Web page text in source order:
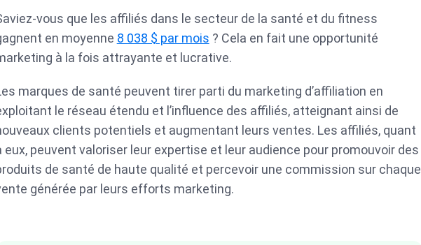
vous que les affiliés dans le secteur de la santé et du fitness
en moyenne 8 038 $ par mois ? Cela en fait une opportunité
à la fois attrayante et lucrative.
marques de santé peuvent tirer parti du marketing d’affiliation en
le réseau étendu et l’influence des affiliés, atteignant ainsi de
clients potentiels et augmentant leurs ventes. Les affiliés, quant
eux, peuvent valoriser leur expertise et leur audience pour promouvoir des
de santé de haute qualité et percevoir une commission sur chaque
générée par leurs efforts marketing.